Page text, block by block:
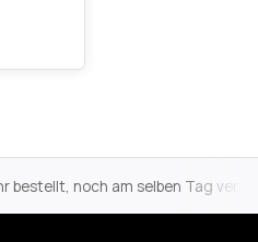
bestellt, noch am selben Tag